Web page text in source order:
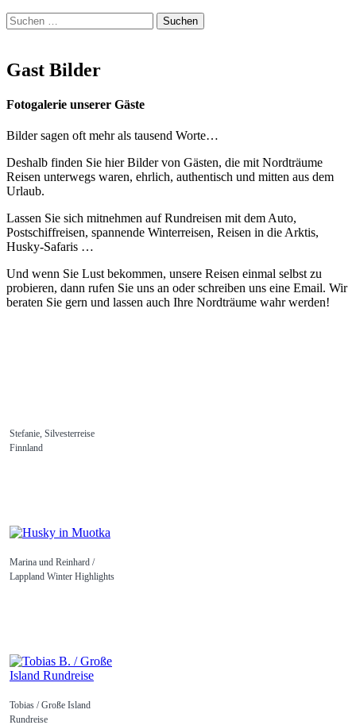
Suchen
nach:
Gast Bilder
Fotogalerie unserer Gäste
Bilder sagen oft mehr als tausend Worte…
Deshalb finden Sie hier Bilder von Gästen, die mit Nordträume
Reisen unterwegs waren, ehrlich, authentisch und mitten aus dem
Urlaub.
Lassen Sie sich mitnehmen auf Rundreisen mit dem Auto,
Postschiffreisen, spannende Winterreisen, Reisen in die Arktis,
Husky-Safaris …
Und wenn Sie Lust bekommen, unsere Reisen einmal selbst zu
probieren, dann rufen Sie uns an oder schreiben uns eine Email. Wir
beraten Sie gern und lassen auch Ihre Nordträume wahr werden!
Stefanie, Silvesterreise
Finnland
Marina und Reinhard /
Lappland Winter Highlights
Tobias / Große Island
Rundreise